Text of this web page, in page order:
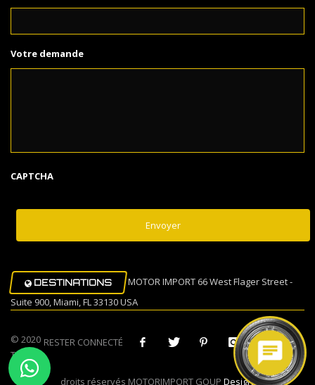
Votre demande
CAPTCHA
DESTINATIONS
MOTOR IMPORT 66 West Flager Street -
Suite 900, Miami, FL 33130 USA
RESTER CONNECTÉ
© 2020
Tous
droits réservés MOTORIMPORT GOUP Design Muovi